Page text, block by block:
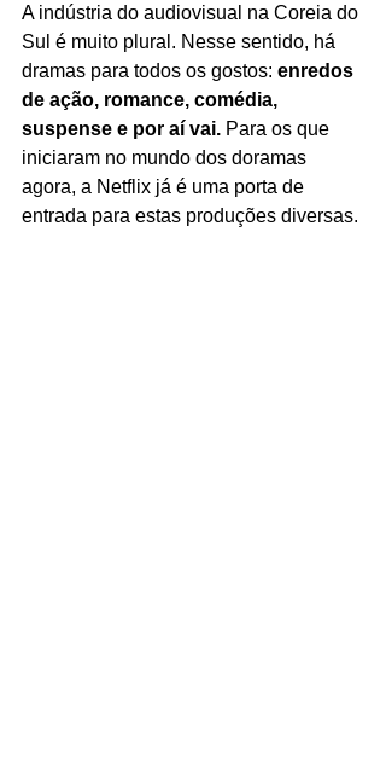
A indústria do audiovisual na Coreia do
Sul é muito plural. Nesse sentido, há
dramas para todos os gostos: enredos
de ação, romance, comédia,
suspense e por aí vai. Para os que
iniciaram no mundo dos doramas
agora, a Netflix já é uma porta de
entrada para estas produções diversas.